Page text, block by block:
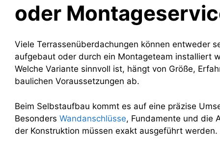
oder
Viele Terrassenüberdachungen können entweder
aufgebaut oder durch ein Montageteam installiert
Welche Variante sinnvoll ist, hängt von Größe,
baulichen Voraussetzungen ab.
Beim Selbstaufbau kommt es auf eine präzise
Besonders Wandanschlüsse, Fundamente und die
der Konstruktion müssen exakt ausgeführt werden.